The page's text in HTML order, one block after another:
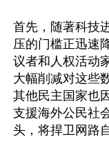
首先，随著科技
压的门槛正迅速
议者和人权活动
大幅削减对这些
其他民主国家也
支援海外公民社
头，将捍卫网路